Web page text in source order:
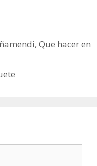
,Que hacer en